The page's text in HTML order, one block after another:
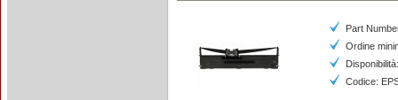
Part
Ordine
Codice: